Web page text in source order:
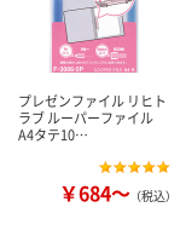
プレゼンファイル リヒト
ラブ ルーパーファイル
A4タテ10…
￥684～ （税込）